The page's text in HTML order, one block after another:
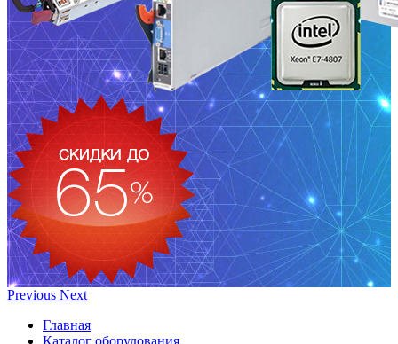
Previous Next
Главная
Каталог оборудования